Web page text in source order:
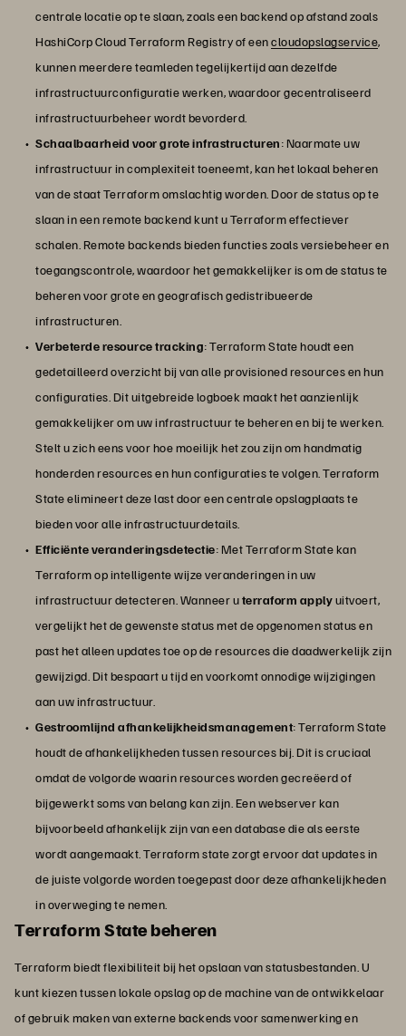
centrale locatie op te slaan, zoals een backend op afstand zoals
HashiCorp Cloud Terraform Registry of eencloudopslagservice,
kunnen meerdere teamleden tegelijkertijd aan dezelfde
infrastructuurconfiguratie werken, waardoor gecentraliseerd
infrastructuurbeheer wordt bevorderd.
Schaalbaarheid voor grote infrastructuren: Naarmate uw
infrastructuur in complexiteit toeneemt, kan het lokaal beheren
van de staat Terraform omslachtig worden. Door de status op te
slaan in een remote backend kunt u Terraform effectiever
schalen. Remote backends bieden functies zoals versiebeheer en
toegangscontrole, waardoor het gemakkelijker is om de status te
beheren voor grote en geografisch gedistribueerde
infrastructuren.
Verbeterde resource tracking: Terraform State houdt een
gedetailleerd overzicht bij van alle provisioned resources en hun
configuraties. Dit uitgebreide logboek maakt het aanzienlijk
gemakkelijker om uw infrastructuur te beheren en bij te werken.
Stelt u zich eens voor hoe moeilijk het zou zijn om handmatig
honderden resources en hun configuraties te volgen. Terraform
State elimineert deze last door een centrale opslagplaats te
bieden voor alle infrastructuurdetails.
Efficiënte veranderingsdetectie: Met Terraform State kan
Terraform op intelligente wijze veranderingen in uw
infrastructuur detecteren. Wanneer uterraform applyuitvoert,
vergelijkt het de gewenste status met de opgenomen status en
past het alleen updates toe op de resources die daadwerkelijk zijn
gewijzigd. Dit bespaart u tijd en voorkomt onnodige wijzigingen
aan uw infrastructuur.
Gestroomlijnd afhankelijkheidsmanagement: Terraform State
houdt de afhankelijkheden tussen resources bij. Dit is cruciaal
omdat de volgorde waarin resources worden gecreëerd of
bijgewerkt soms van belang kan zijn. Een webserver kan
bijvoorbeeld afhankelijk zijn van een database die als eerste
wordt aangemaakt. Terraform state zorgt ervoor dat updates in
de juiste volgorde worden toegepast door deze afhankelijkheden
in overweging te nemen.
Terraform State beheren
Terraform biedt flexibiliteit bij het opslaan van statusbestanden. U
kunt kiezen tussen lokale opslag op de machine van de ontwikkelaar
of gebruik maken van externe backends voor samenwerking en